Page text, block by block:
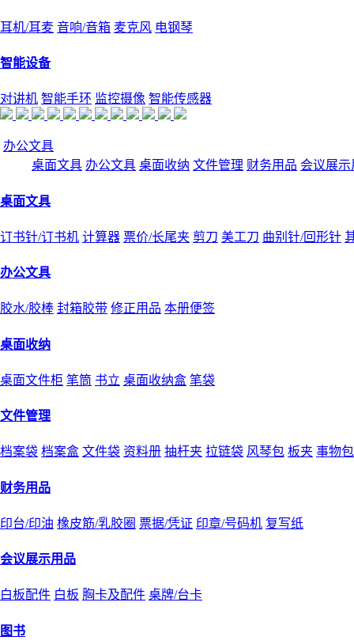
耳机/耳麦 音响/音箱 麦克风 电钢琴
智能设备
对讲机 智能手环 监控摄像 智能传感器
办公文具
桌面文具 办公文具 桌面收纳 文件管理 财务用品 会议展示
桌面文具
订书针/订书机 计算器 票价/长尾夹 剪刀 美工刀 曲别针/回形针
办公文具
胶水/胶棒 封箱胶带 修正用品 本册便签
桌面收纳
桌面文件柜 笔筒 书立 桌面收纳盒 笔袋
文件管理
档案袋 档案盒 文件袋 资料册 抽杆夹 拉链袋 风琴包 板夹 事物包
财务用品
印台/印油 橡皮筋/乳胶圈 票据/凭证 印章/号码机 复写纸
会议展示用品
白板配件 白板 胸卡及配件 桌牌/台卡
图书